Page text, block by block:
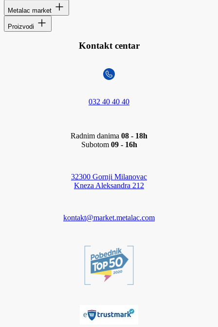
Metalac market
Proizvodi
Kontakt centar
032 40 40 40
Radnim danima 08 - 18h
Subotom 09 - 16h
32300 Gornji Milanovac
Kneza Aleksandra 212
kontakt@market.metalac.com